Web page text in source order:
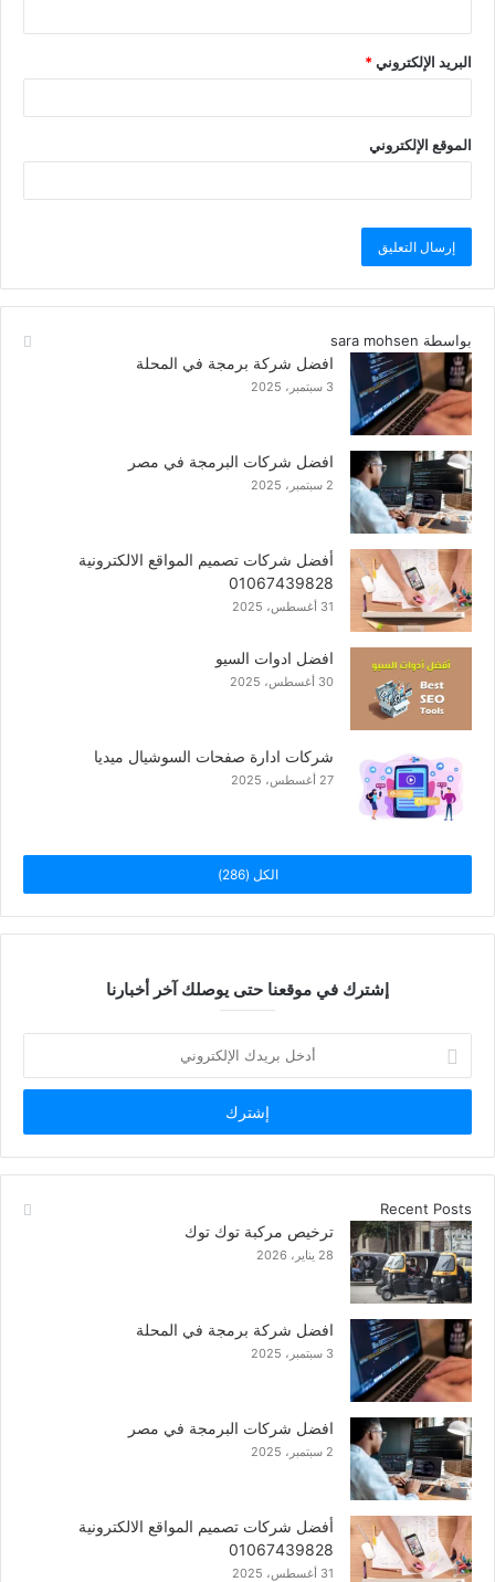
البريد الإلكتروني*
الموقع الإلكتروني
بواسطة sara mohsen
افضل شركة برمجة في المحلة
3 سبتمبر، 2025
افضل شركات البرمجة في مصر
2 سبتمبر، 2025
أفضل شركات تصميم المواقع الالكترونية
01067439828
31 أغسطس، 2025
افضل ادوات السيو
30 أغسطس، 2025
شركات ادارة صفحات السوشيال ميديا
27 أغسطس، 2025
الكل (286)
إشترك في موقعنا حتى يوصلك آخر أخبارنا
بريدك
الإلكتروني
Recent Posts
ترخيص مركبة توك توك
28 يناير، 2026
افضل شركة برمجة في المحلة
3 سبتمبر، 2025
افضل شركات البرمجة في مصر
2 سبتمبر، 2025
أفضل شركات تصميم المواقع الالكترونية
01067439828
31 أغسطس، 2025